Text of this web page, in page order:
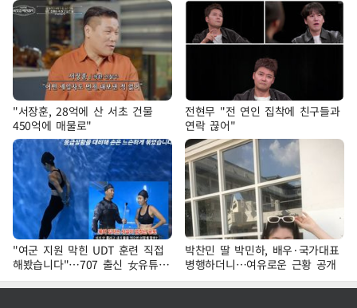
"서장훈, 28억에 산 서초 건물
450억에 매물로"
전현무 "전 연인 집착에 친구들과
연락 끊어"
"여군 지원 막힌 UDT 훈련 직접
해봤습니다"…707 출신 女유튜버
'완벽 소화'
박찬민 딸 박민하, 배우·국가대표
병행하더니…여유로운 근황 공개